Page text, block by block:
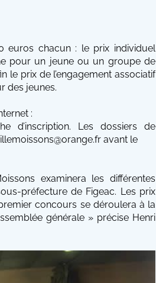
euros chacun : le prix individuel
pour un jeune ou un groupe de
le prix de l’engagement associatif
des jeunes.
:
d’inscription. Les dossiers de
avant le
examinera les différentes
préfecture de Figeac. Les prix
concours se déroulera à la
générale » précise Henri